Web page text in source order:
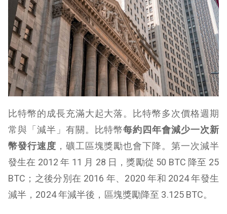
比特幣的成長充滿大起大落。比特幣多次價格週期
常與「減半」有關。比特幣每約四年會減少一次新
幣發行速度 ，礦工區塊獎勵也會下降。第一次減半
發生在 2012 年 11 月 28 日，獎勵從 50 BTC 降至 25
BTC；之後分別在 2016 年、2020 年和 2024 年發生
減半，2024 年減半後，區塊獎勵降至 3.125 BTC。